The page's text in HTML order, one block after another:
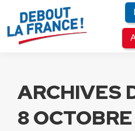
ARCHIVES
8
Panneau de gestion des cookies